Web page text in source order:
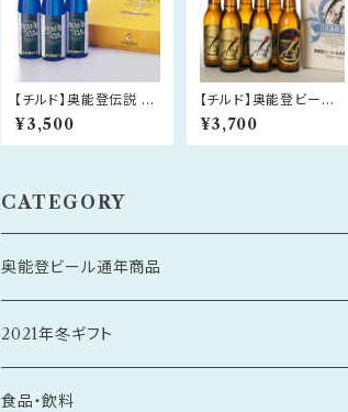
【チルド】奥能登伝説 50
0ml×3本セット
¥3,500
【チルド】奥能登ビール
330ml×6本セット
¥3,700
CATEGORY
奥能登ビール通年商品
2021年冬ギフト
食品・飲料